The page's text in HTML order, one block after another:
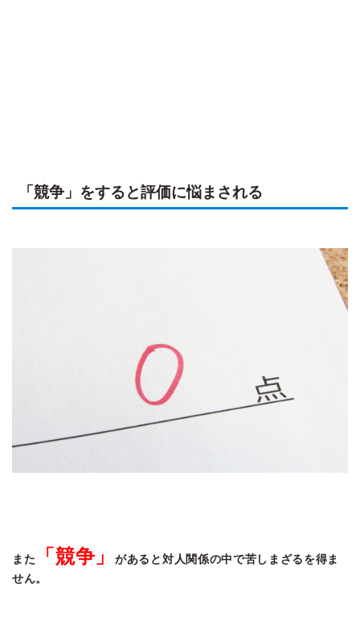
「競争」をすると評価に悩まされる
また 「競争」があると対人関係の中で苦しまざるを得ま
せん。